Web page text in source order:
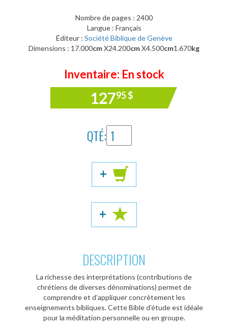
Nombre de pages : 2400
Langue : Français
Éditeur : Société Biblique de Genève
Dimensions : 17.000cmX24.200cmX4.500cm1.670kg
Inventaire: En stock
12795$
QTÉ:
+
+
DESCRIPTION
La richesse des interprétations (contributions de
chrétiens de diverses dénominations) permet de
comprendre et d’appliquer concrètement les
enseignements bibliques. Cette Bible d’étude est idéale
pour la méditation personnelle ou en groupe.